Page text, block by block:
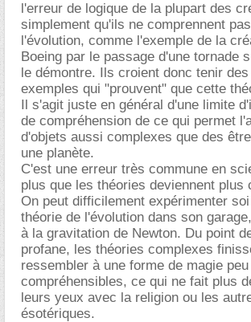
l'erreur de logique de la plupart des
simplement qu'ils ne comprennent
l'évolution, comme l'exemple de la
Boeing par le passage d'une tornade
le démontre. Ils croient donc tenir
exemples qui "prouvent" que cette
Il s'agit juste en général d'une limite
de compréhension de ce qui permet
d'objets aussi complexes que des
une planète.
C'est une erreur très commune en
plus que les théories deviennent plus
On peut difficilement expérimenter
théorie de l'évolution dans son
à la gravitation de Newton. Du point
profane, les théories complexes
ressembler à une forme de magie peu
compréhensibles, ce qui ne fait plus
leurs yeux avec la religion ou les
ésotériques.